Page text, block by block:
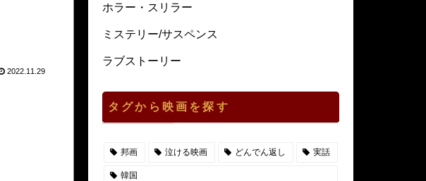
2022.11.29
ホラー・スリラー
ミステリー/サスペンス
ラブストーリー
タグから映画を探す
邦画 泣ける映画 どんでん返し 実話
韓国